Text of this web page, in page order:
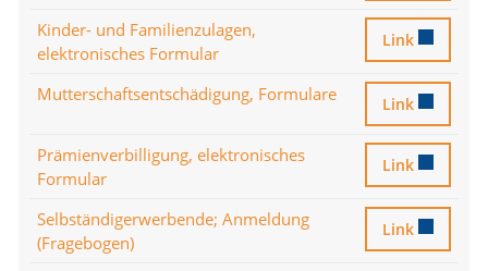
Kinder- und Familienzulagen,
elektronisches Formular
Kinder- und
Link
Mutterschaftsentschädigung, Formulare Link
Prämienverbilligung, elektronisches
Formular
Link
Selbständigerwerbende; Anmeldung
(Fragebogen)
Link